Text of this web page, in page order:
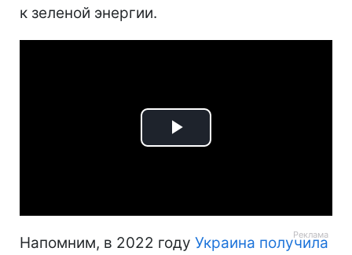
к зеленой энергии.
Play
Напомним, в 2022 году Украина получила